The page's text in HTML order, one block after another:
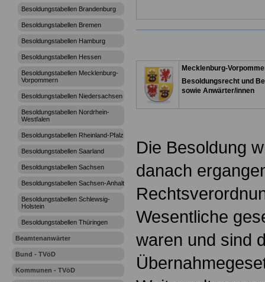
Besoldungstabellen Brandenburg
Besoldungstabellen Bremen
Besoldungstabellen Hamburg
Besoldungstabellen Hessen
Besoldungstabellen Mecklenburg-
Vorpommern
Besoldungstabellen Niedersachsen
Besoldungstabellen Nordrhein-
Westfalen
Besoldungstabellen Rheinland-Pfalz
Besoldungstabellen Saarland
Besoldungstabellen Sachsen
Besoldungstabellen Sachsen-Anhalt
Besoldungstabellen Schlewsig-
Holstein
Besoldungstabellen Thüringen
Beamtenanwärter
Bund - TVöD
Kommunen - TVöD
Mecklenburg-
Besoldungsrecht und
sowie Anwärter/innen
Die Besoldung
danach
Wesentliche
waren und sind